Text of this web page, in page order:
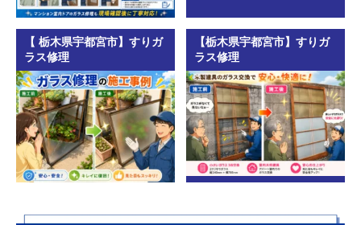
【 栃木県宇都宮市】すりガ
ラス修理
【栃木県宇都宮市】すりガ
ラス修理